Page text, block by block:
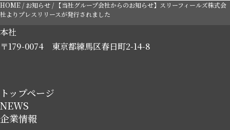
HOME / お知らせ / 【当社グループ会社からのお知らせ】スリーフィールズ株式会
社よりプレスリリースが発行されました
本社
〒179-0074 東京都練馬区春日町2-14-8
トップページ
NEWS
企業情報